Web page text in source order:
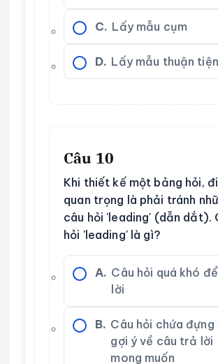
C. Lấy mẫu cụm
D. Lấy mẫu thuận tiện
Câu 10
Khi thiết kế một bảng hỏi,
quan trọng là phải tránh
câu hỏi 'leading' (dẫn dắt).
hỏi 'leading' là gì?
A. Câu hỏi quá khó
lời
B. Câu hỏi chứa đựng
gợi ý về câu trả lời
mong muốn